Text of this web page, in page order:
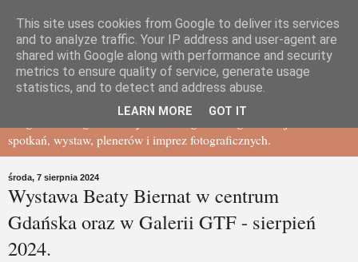
Gdańskie Towarzystwo
Fotograficzne - BLOG
spotkań, wystaw, plenerów i imprez fotograficznych.
środa, 7 sierpnia 2024
Wystawa Beaty Biernat w centrum
Gdańska oraz w Galerii GTF - sierpień
2024.
This site uses cookies from Google to deliver its services
and to analyze traffic. Your IP address and user-agent are
shared with Google along with performance and security
metrics to ensure quality of service, generate usage
statistics, and to detect and address abuse.
LEARN MORE GOT IT